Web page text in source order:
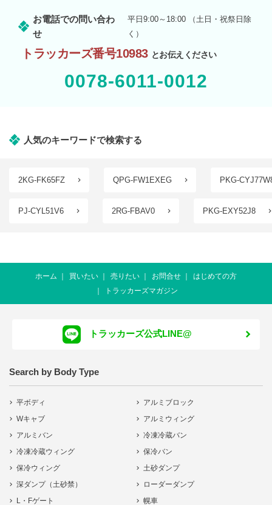
お電話での問い合わ
せ
平日9:00～18:00 （土日・祝祭日除
く）
トラッカーズ番号10983 とお伝えください
0078-6011-0012
人気のキーワードで検索する
2KG-FK65FZ QPG-FW1EXEG PKG-
PJ-CYL51V6 2RG-FBAV0 PKG-EXY52J8
ホーム 買いたい 売りたい お問合せ
はじめての方
トラッカーズマガジン
トラッカーズ公式LINE@
Search by Body Type
平ボディ
アルミブロック
Wキャブ
アルミウィング
アルミバン
冷凍冷蔵バン
冷凍冷蔵ウィング
保冷バン
保冷ウィング
土砂ダンプ
深ダンプ（土砂禁）
ローダーダンプ
L・Fゲート
幌車